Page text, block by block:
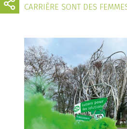
CARRIÈRE SONT DES